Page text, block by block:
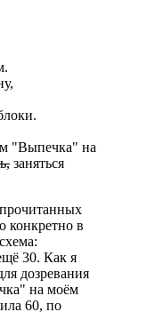
"Выпечка" на
заняться
конкретно в
30. Как я
дозревания
на моём
60, по